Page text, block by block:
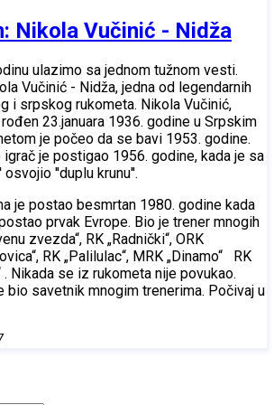
Nikola Vučinić - Nidža
ulazimo sa jednom tužnom vesti.
Vučinić - Nidža, jedna od legendarnih
i srpskog rukometa. Nikola Vučinić,
23.januara 1936. godine u Srpskim
je počeo da se bavi 1953. godine.
je postigao 1956. godine, kada je sa
osvojio ''duplu krunu''.
je postao besmrtan 1980. godine kada
prvak Evrope. Bio je trener mnogih
zvezda“, RK „Radnički“, ORK
RK „Palilulac“, MRK „Dinamo“ RK
. Nikada se iz rukometa nije povukao.
bio savetnik mnogim trenerima. Počivaj u